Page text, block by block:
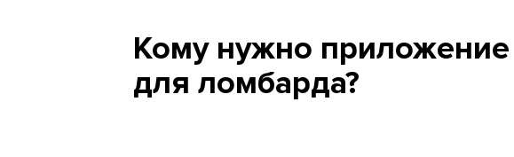
Кому нужно приложение
для ломбарда?